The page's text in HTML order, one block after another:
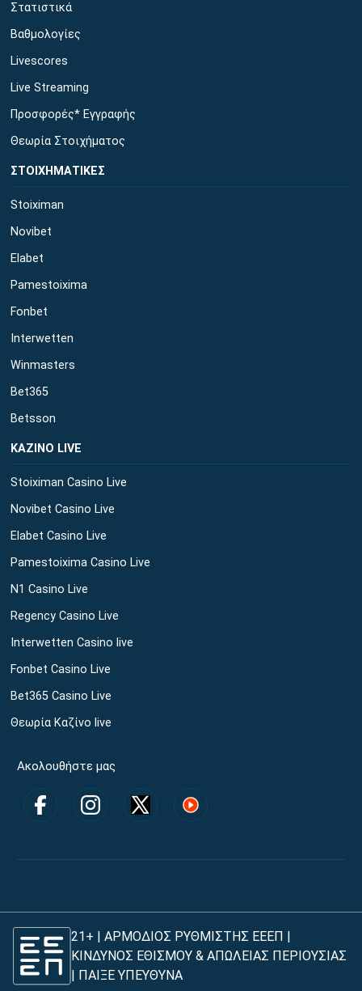
Στατιστικά
Βαθμολογίες
Livescores
Live Streaming
Προσφορές* Εγγραφής
Θεωρία Στοιχήματος
ΣΤΟΙΧΗΜΑΤΙΚΕΣ
Stoiximan
Novibet
Elabet
Pamestoixima
Fonbet
Interwetten
Winmasters
Bet365
Betsson
ΚΑΖΙΝΟ LIVE
Stoiximan Casino Live
Novibet Casino Live
Elabet Casino Live
Pamestoixima Casino Live
N1 Casino Live
Regency Casino Live
Interwetten Casino live
Fonbet Casino Live
Bet365 Casino Live
Θεωρία Καζίνο live
Ακολουθήστε μας
21+ | ΑΡΜΟΔΙΟΣ ΡΥΘΜΙΣΤΗΣ ΕΕΕΠ |
ΚΙΝΔΥΝΟΣ ΕΘΙΣΜΟΥ & ΑΠΩΛΕΙΑΣ ΠΕΡΙΟΥΣΙΑΣ
ΠΑΙΞΕ ΥΠΕΥΘΥΝΑ